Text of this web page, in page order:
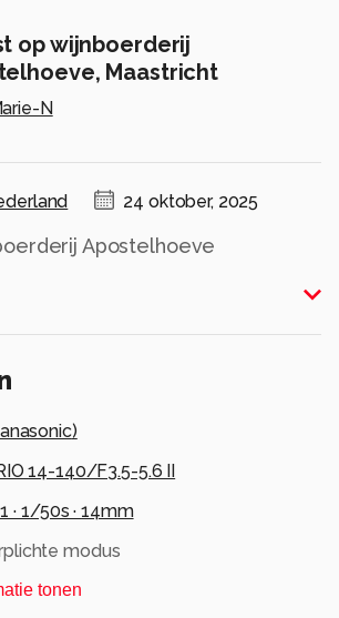
op wijnboerderij
Maastricht
N
24 oktober, 2025
Apostelhoeve
)
14-140/F3.5-5.6 II
· 1/50s ·14mm
modus
tonen